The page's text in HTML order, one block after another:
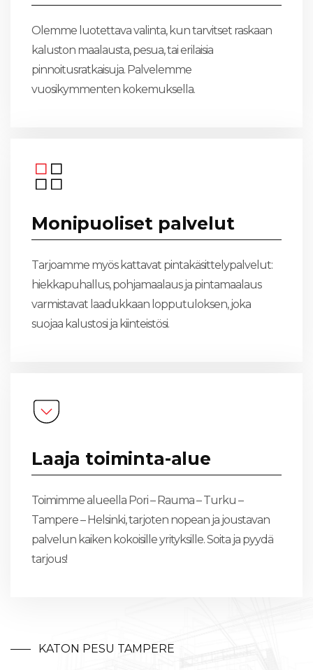
Olemme luotettava valinta, kun tarvitset raskaan
kaluston maalausta, pesua, tai erilaisia
pinnoitusratkaisuja. Palvelemme
vuosikymmenten kokemuksella.
Monipuoliset palvelut
Tarjoamme myös kattavat pintakäsittelypalvelut:
hiekkapuhallus, pohjamaalaus ja pintamaalaus
varmistavat laadukkaan lopputuloksen, joka
suojaa kalustosi ja kiinteistösi.
Laaja toiminta-alue
Toimimme alueella Pori – Rauma – Turku –
Tampere – Helsinki, tarjoten nopean ja joustavan
palvelun kaiken kokoisille yrityksille. Soita ja pyydä
tarjous!
KATON PESU TAMPERE